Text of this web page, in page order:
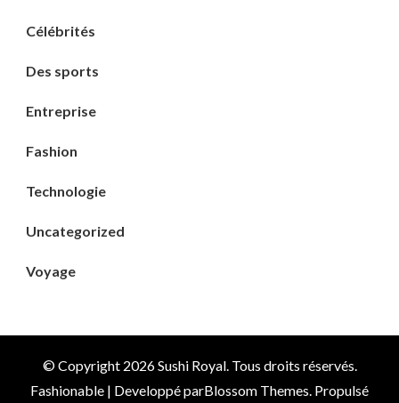
Célébrités
Des sports
Entreprise
Fashion
Technologie
Uncategorized
Voyage
© Copyright 2026Sushi Royal. Tous droits réservés.
Fashionable | Developpé parBlossom Themes . Propulsé